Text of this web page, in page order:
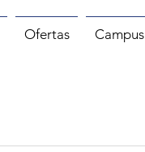
Ofertas Campus